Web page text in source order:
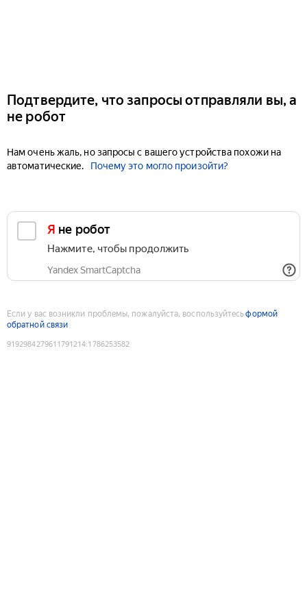
Подтвердите, что запросы отправляли вы, а
не робот
Нам очень жаль, но запросы с вашего устройства похожи на
автоматические.
Почему это могло произойти?
Я не робот
Нажмите, чтобы продолжить
Yandex SmartCaptcha
Если у вас возникли проблемы, пожалуйста, воспользуйтесьформой
обратной связи
9192984279611791214:1786253582